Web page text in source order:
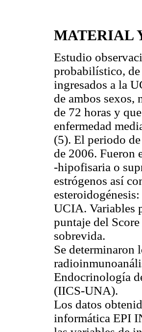
MATERIAL
Estudio
probabilístico,
ingresados a la
de ambos sexos,
de 72 horas y
enfermedad
(5). El periodo
de 2006. Fueron
-hipofisaria o
estrógenos así
UCIA. Variables
puntaje del
sobrevida.
Se determinaron
Endocrinología
(IICS-UNA).
Los datos
informática EPI